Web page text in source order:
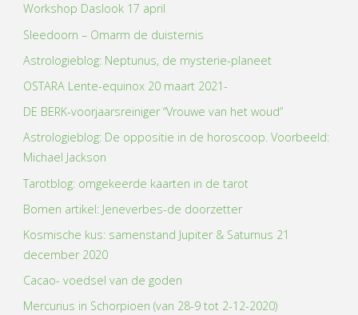
Workshop Daslook 17 april
Sleedoorn – Omarm de duisternis
Astrologieblog: Neptunus, de mysterie-planeet
OSTARA Lente-equinox 20 maart 2021-
DE BERK-voorjaarsreiniger “Vrouwe van het woud”
Astrologieblog: De oppositie in de horoscoop. Voorbeeld:
Michael Jackson
Tarotblog: omgekeerde kaarten in de tarot
Bomen artikel: Jeneverbes-de doorzetter
Kosmische kus: samenstand Jupiter & Saturnus 21
december 2020
Cacao- voedsel van de goden
Mercurius in Schorpioen (van 28-9 tot 2-12-2020)